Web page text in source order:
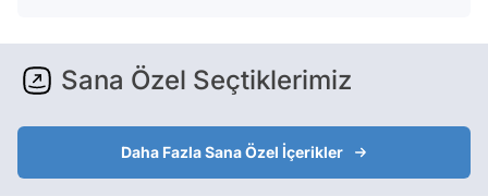
Sana Özel Seçtiklerimiz
Daha Fazla Sana Özel İçerikler